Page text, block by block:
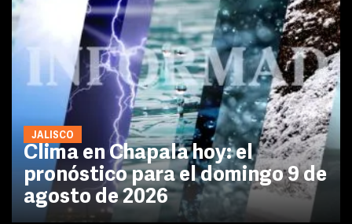
JALISCO
Clima en Chapala hoy: el
pronóstico para el domingo 9 de
agosto de 2026